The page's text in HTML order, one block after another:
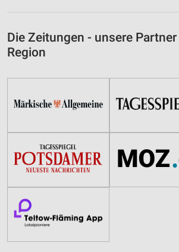
Die Zeitungen - unsere
Region